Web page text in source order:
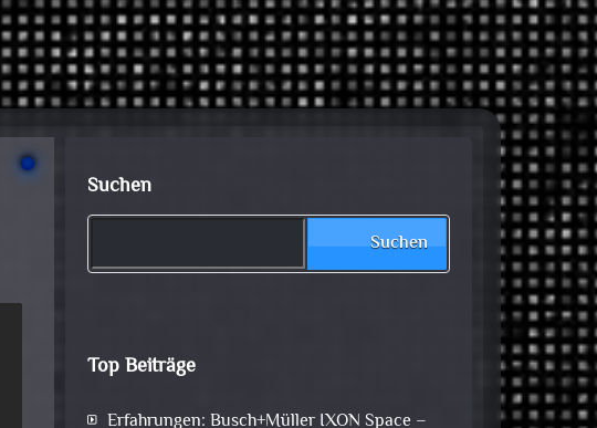
Suchen
Suchen
Top Beiträge
Erfahrungen: Busch+Müller IXON Space –